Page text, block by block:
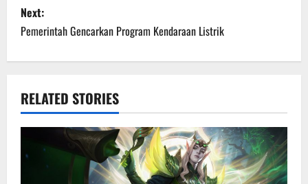
t
n
a
v
Next:
Pemerintah Gencarkan Program Kendaraan Listrik
RELATED STORIES